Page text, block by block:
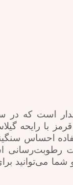
است که در
با رایحه
احساس
می‌توانید